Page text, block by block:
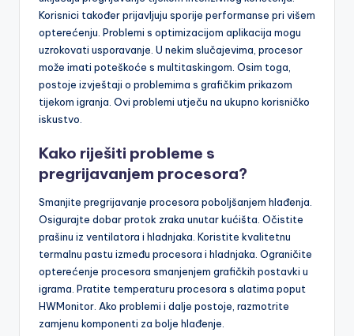
Najčešće poteškoće s procesorom Motorola Edge 30
uključuju pregrijavanje tijekom intenzivnog korištenja.
Korisnici također prijavljuju sporije performanse pri višem
opterećenju. Problemi s optimizacijom aplikacija mogu
uzrokovati usporavanje. U nekim slučajevima, procesor
može imati poteškoće s multitaskingom. Osim toga,
postoje izvještaji o problemima s grafičkim prikazom
iskustvo.
pregrijavanjem procesora?
Smanjite pregrijavanje procesora poboljšanjem hlađenja.
Osigurajte dobar protok zraka unutar kućišta. Očistite
prašinu iz ventilatora i hladnjaka. Koristite kvalitetnu
termalnu pastu između procesora i hladnjaka. Ograničite
opterećenje procesora smanjenjem grafičkih postavki u
igrama. Pratite temperaturu procesora s alatima poput